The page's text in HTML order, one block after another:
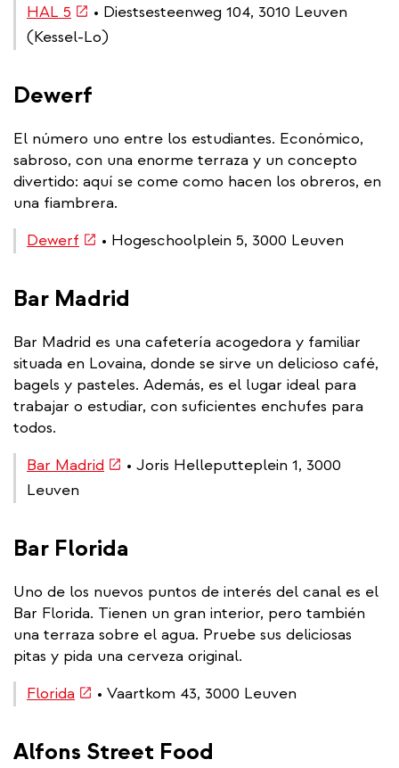
HAL 5 (link
is
• Diestsesteenweg 104, 3010 Leuven
(Kessel-Lo)
Dewerf
El número uno entre los estudiantes. Económico,
sabroso, con una enorme terraza y un concepto
divertido: aquí se come como hacen los obreros, en
una fiambrera.
Dewerf (link
external)
• Hogeschoolplein 5, 3000 Leuven
Bar Madrid
Bar Madrid es una cafetería acogedora y familiar
situada en Lovaina, donde se sirve un delicioso café,
bagels y pasteles. Además, es el lugar ideal para
trabajar o estudiar, con suficientes enchufes para
todos.
Bar Madrid (link• Joris Helleputteplein 1, 3000
Leuven
Bar Florida
Uno de los nuevos puntos de interés del canal es el
Bar Florida. Tienen un gran interior, pero también
una terraza sobre el agua. Pruebe sus deliciosas
pitas y pida una cerveza original.
Florida (link
external)
• Vaartkom 43, 3000 Leuven
Alfons Street Food